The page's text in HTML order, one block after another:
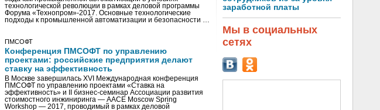
технологической революции в рамках деловой программы
Форума «Технопром»-2017. Основные технологические
подходы к промышленной автоматизации и безопасности …
ПМСОФТ
Конференция ПМСОФТ по управлению
проектами: российские предприятия делают
ставку на эффективность
В Москве завершилась XVI Международная конференция
ПМСОФТ по управлению проектами «Ставка на
эффективность» и II бизнес-семинар Ассоциации развития
стоимостного инжиниринга — AACE Moscow Spring
Workshop — 2017, проводимый в рамках деловой
заработной платы
Мы в социальных
сетях